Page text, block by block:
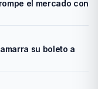
el mercado con
su boleto a